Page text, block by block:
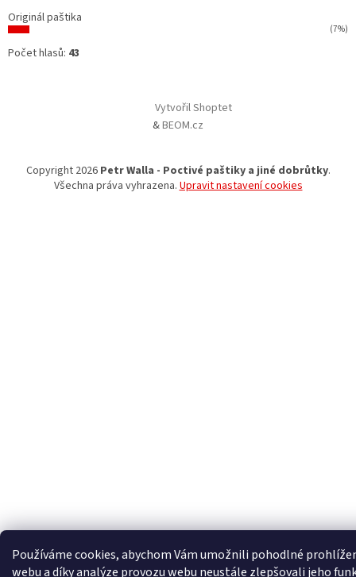
Používáme cookies, abychom Vám umožnili pohodlné
webu a díky analýze provozu webu neustále zlepšovali jeho
Originál paštika
(7%)
Počet hlasů: 43
Vytvořil Shoptet
&BEOM.cz
Copyright 2026 Petr Walla - Poctivé paštiky a jiné dobrůtky.
Všechna práva vyhrazena. Upravit nastavení cookies